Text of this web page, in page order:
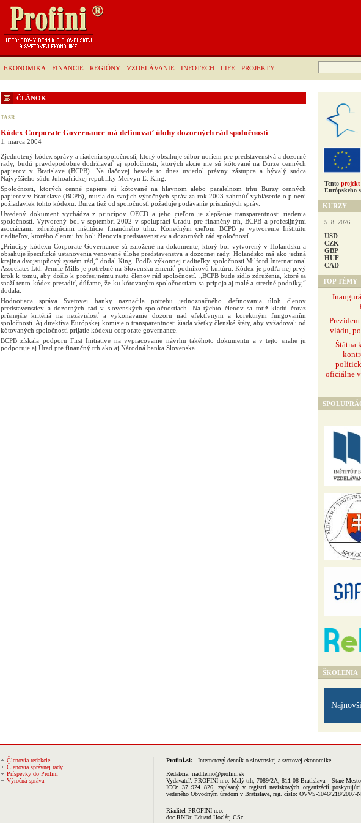
EKONOMIKA FINANCIE REGIÓNY VZDELÁVANIE INFOTECH LIFE PROJEKTY
Hľadať:
ČLÁNOK
TASR
Kódex Corporate Governance má definovať úlohy dozorných rád spoločností
1. marca 2004
Zjednotený kódex správy a riadenia spoločností, ktorý obsahuje súbor noriem pre predstavenstvá a dozorné
rady, budú pravdepodobne dodržiavať aj spoločnosti, ktorých akcie nie sú kótované na Burze cenných
papierov v Bratislave (BCPB). Na tlačovej besede to dnes uviedol právny zástupca a bývalý sudca
Najvyššieho súdu Juhoafrickej republiky Mervyn E. King.
Spoločnosti, ktorých cenné papiere sú kótované na hlavnom alebo paralelnom trhu Burzy cenných
papierov v Bratislave (BCPB), musia do svojich výročných správ za rok 2003 zahrnúť vyhlásenie o plnení
požiadaviek tohto kódexu. Burza tiež od spoločností požaduje podávanie príslušných správ.
Uvedený dokument vychádza z princípov OECD a jeho cieľom je zlepšenie transparentnosti riadenia
spoločností. Vytvorený bol v septembri 2002 v spolupráci Úradu pre finančný trh, BCPB a profesijnými
asociáciami združujúcimi inštitúcie finančného trhu. Konečným cieľom BCPB je vytvorenie Inštitútu
riaditeľov, ktorého členmi by boli členovia predstavenstiev a dozorných rád spoločností.
„Princípy kódexu Corporate Governance sú založené na dokumente, ktorý bol vytvorený v Holandsku a
obsahuje špecifické ustanovenia venované úlohe predstavenstva a dozornej rady. Holandsko má ako jediná
krajina dvojstupňový systém rád,“ dodal King. Podľa výkonnej riaditeľky spoločnosti Milford International
Associates Ltd. Jennie Mills je potrebné na Slovensku zmeniť podnikovú kultúru. Kódex je podľa nej prvý
krok k tomu, aby došlo k profesijnému rastu členov rád spoločností. „BCPB bude sídlo združenia, ktoré sa
snaží tento kódex presadiť, dúfame, že ku kótovaným spoločnostiam sa pripoja aj malé a stredné podniky,“
dodala.
Hodnotiaca správa Svetovej banky naznačila potrebu jednoznačného definovania úloh členov
predstavenstiev a dozorných rád v slovenských spoločnostiach. Na týchto členov sa totiž kladú čoraz
prísnejšie kritériá na nezávislosť a vykonávanie dozoru nad efektívnym a korektným fungovaním
spoločnosti. Aj direktíva Európskej komisie o transparentnosti žiada všetky členské štáty, aby vyžadovali od
kótovaných spoločností prijatie kódexu corporate governance.
BCPB získala podporu First Initiative na vypracovanie návrhu takéhoto dokumentu a v tejto snahe ju
podporuje aj Úrad pre finančný trh ako aj Národná banka Slovenska.
Tento projekt
Európskeho
KURZY
5. 8. 2026
USD
CZK
GBP
HUF
CAD
TOP TÉMY
vládu,
Štátna
oficiálne
ŠKOLENIA
Členovia redakcie
Členovia správnej rady
Príspevky do Profini
Výročná správa
Profini.sk - Internetový denník o slovenskej a svetovej ekonomike
Redakcia: riaditelno@profini.sk
Vydavateľ: PROFINI n.o. Malý trh, 7089/2A, 811 08 Bratislava – Staré
IČO: 37 924 826, zapísaný v registri neziskových organizácií
vedeného Obvodným úradom v Bratislave, reg. číslo: OVVS-1046/218/2007-
Riaditeľ PROFINI n.o.
doc.RNDr. Eduard Hozlár, CSc.